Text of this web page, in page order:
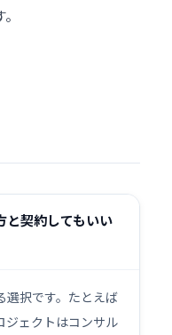
と契約してもいい
選択です。たとえば
ジェクトはコンサル